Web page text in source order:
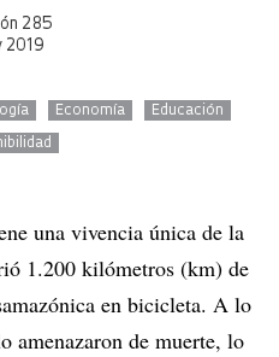
285
2019
Economía Educación
una vivencia única de la
1.200 kilómetros (km) de
en bicicleta. A lo
amenazaron de muerte, lo